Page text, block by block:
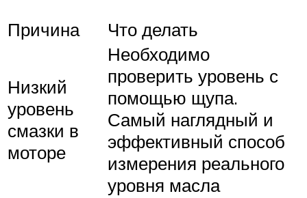
Причина
Что делать
Низкий
уровень
смазки в
моторе
Необходимо
проверить уровень с
помощью щупа.
Самый наглядный и
эффективный способ
измерения реального
уровня масла